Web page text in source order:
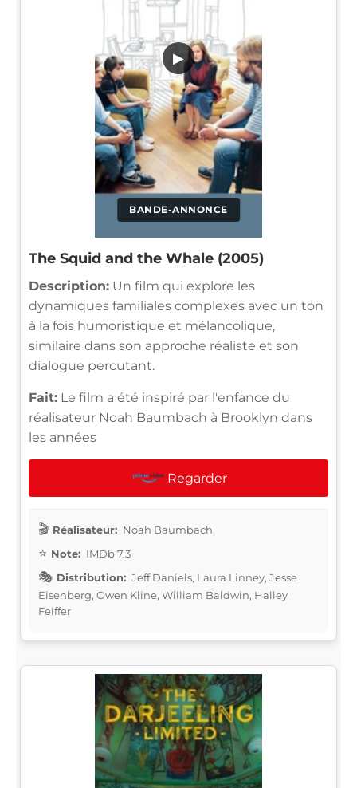
BANDE-ANNONCE
▶
The Squid and the Whale (2005)
Description: Un film qui explore les
dynamiques familiales complexes avec un ton
à la fois humoristique et mélancolique,
similaire dans son approche réaliste et son
dialogue percutant.
Fait: Le film a été inspiré par l'enfance du
réalisateur Noah Baumbach à Brooklyn dans
les années
Regarder
Réalisateur: Noah Baumbach
Note: IMDb 7.3
Distribution: Jeff Daniels, Laura Linney, Jesse
Eisenberg, Owen Kline, William Baldwin, Halley
Feiffer